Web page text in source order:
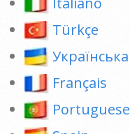
Türkçe
Українська
Français
Portuguese